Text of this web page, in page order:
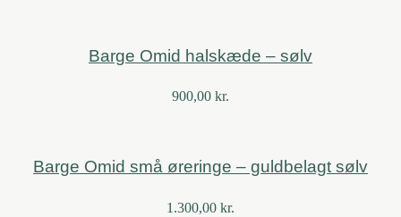
Barge Omid halskæde – sølv
900,00 kr.
Barge Omid små øreringe – guldbelagt sølv
1.300,00 kr.